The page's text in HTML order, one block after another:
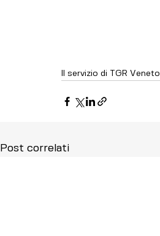
Il servizio di TGR Veneto
Post correlati